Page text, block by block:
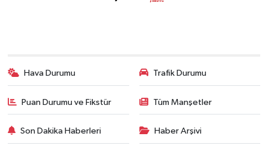
Hava Durumu Trafik Durumu
Puan Durumu ve Fikstür Tüm Manşetler
Son Dakika Haberleri Haber Arşivi